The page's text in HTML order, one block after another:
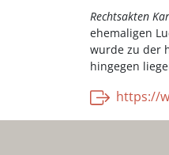
Rechtsakten
ehemaligen
wurde zu der
hingegen
https://